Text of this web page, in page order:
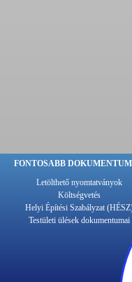
FONTOSABB
Letölthető nyomtatványok
Költségvetés
Helyi Építési Szabályzat
Testületi ülések dokumentumai